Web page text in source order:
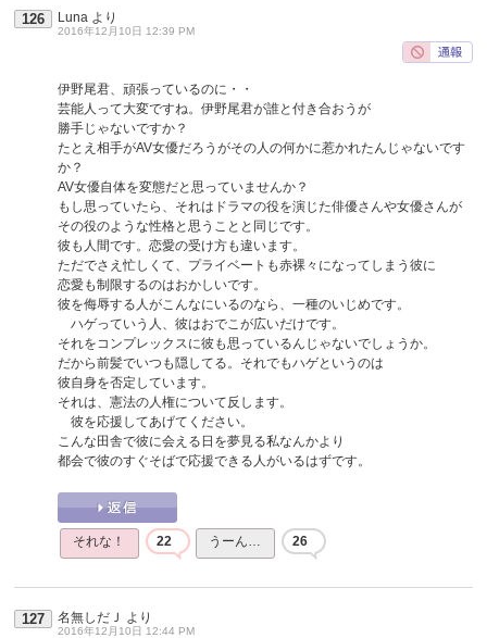
126 Luna より
2016年12月10日 12:39 PM
伊野尾君、頑張っているのに・・
芸能人って大変ですね。伊野尾君が誰と付き合おうが
勝手じゃないですか？
たとえ相手がAV女優だろうがその人の何かに惹かれたんじゃないです
か？
AV女優自体を変態だと思っていませんか？
もし思っていたら、それはドラマの役を演じた俳優さんや女優さんが
その役のような性格と思うことと同じです。
彼も人間です。恋愛の受け方も違います。
ただでさえ忙しくて、プライベートも赤裸々になってしまう彼に
恋愛も制限するのはおかしいです。
彼を侮辱する人がこんなにいるのなら、一種のいじめです。
ハゲっていう人、彼はおでこが広いだけです。
それをコンプレックスに彼も思っているんじゃないでしょうか。
だから前髪でいつも隠してる。それでもハゲというのは
彼自身を否定しています。
それは、憲法の人権について反します。
彼を応援してあげてください。
こんな田舎で彼に会える日を夢見る私なんかより
都会で彼のすぐそばで応援できる人がいるはずです。
それな！ 22 うーん… 26
127 名無しだＪ より
2016年12月10日 12:44 PM